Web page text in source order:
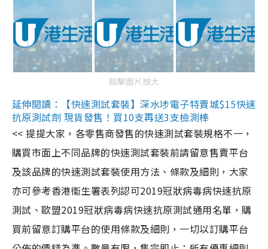
點擊圖片放大
延伸閱讀：【快速測試套裝】深水埗電子特賣城$15快速
抗原測試劑 現貨發售！買10支再送3支檢測棒
<< 提提大家，各零售商發售的快速測試套裝規格不一，
購買市面上不同品牌的快速測試套裝前請留意售賣平台
及該品牌的快速測試套裝使用方法、條款及細則，大家
亦可參考香港衞生署表列認可2019冠狀病毒病快速抗原
測試、歐盟2019冠狀病毒病快速抗原測試通用名單，購
買前留意訂購平台的使用條款及細則，一切以訂購平台